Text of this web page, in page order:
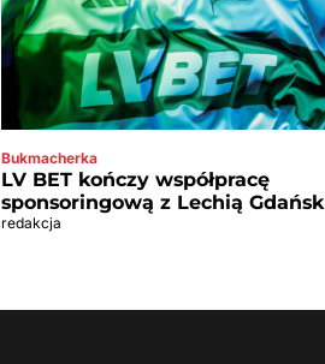
Bukmacherka
LV BET kończy współpracę
sponsoringową z Lechią Gdańsk
redakcja